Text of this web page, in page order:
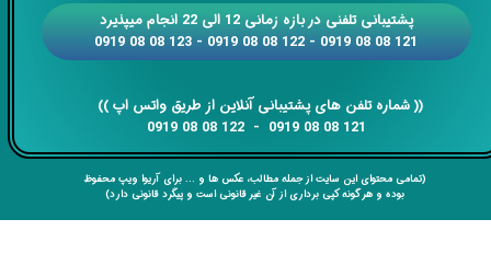
​​​​​​​​​​​​​​(( ​​​​​​​شماره تلفن های پشتیبانی آنلاین از طریق واتس اپ ))
​​​​​​​121 08 08 0919 - 122 08 08 0919
​​پشتیبانی تلفنی در بازه زمانی 12 الی 22 انجام میپذیرد
121 08 08 0919 - 122 08 08 0919 - 123 08 08 0919
(تمامی محتوای این سایت از جمله مطالب، عکس ها و ... برای آریوا ویپ محفوظ
بوده و هر گونه کپی برداری از آن غیر قانونی است و پیگرد قانونی دارد)